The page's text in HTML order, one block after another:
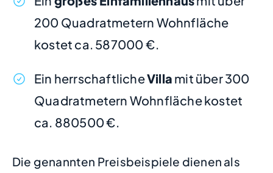
200 Quadratmetern Wohnfläche
kostet ca. 587000 €.
Ein herrschaftlicheVilla mit über 300
Quadratmetern Wohnfläche kostet
ca. 880500 €.
Die genannten Preisbeispiele dienen als